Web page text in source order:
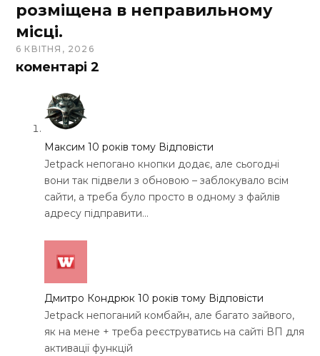
розміщена в неправильному
місці.
6 КВІТНЯ, 2026
коментарі 2
Максим 10 років тому Відповісти
Jetpack непогано кнопки додає, але сьогодні
вони так підвели з обновою – заблокувало всім
сайти, а треба було просто в одному з файлів
адресу підправити…
Дмитро Кондрюк 10 років тому Відповісти
Jetpack непоганий комбайн, але багато зайвого,
як на мене + треба реєструватись на сайті ВП для
активації функцій